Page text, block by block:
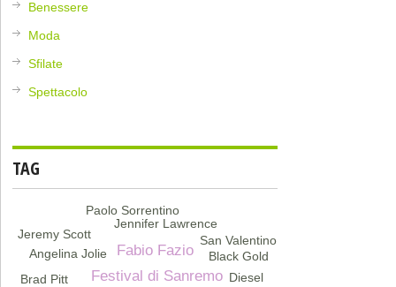
Benessere
Moda
Sfilate
Spettacolo
TAG
Festival di Sanremo
Fabio Fazio
Jennifer Lawrence
Paolo Sorrentino
Angelina Jolie
San Valentino
Black Gold
Brad Pitt
Diesel
Jeremy Scott